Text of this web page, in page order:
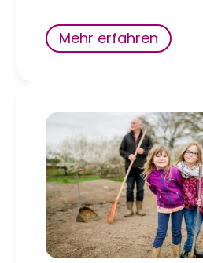
Mehr erfahren